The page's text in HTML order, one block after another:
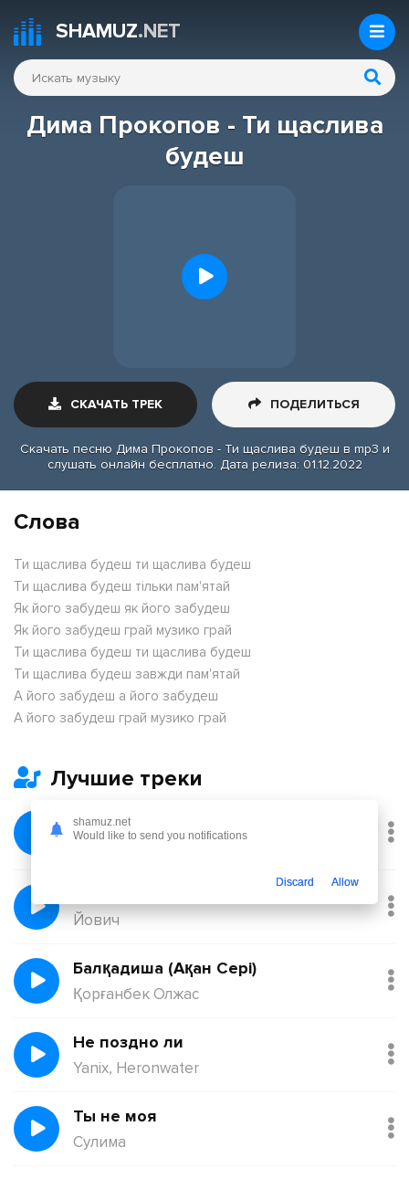
SHAMUZ.NET
Дима Прокопов - Ти щаслива
будеш
СКАЧАТЬ ТРЕК ПОДЕЛИТЬСЯ
Скачать песню Дима Прокопов - Ти щаслива будеш в mp3 и
слушать онлайн бесплатно. Дата релиза: 01.12.2022
Слова
Ти щаслива будеш ти щаслива будеш
Ти щаслива будеш тiльки пам'ятай
Як його забудеш як його забудеш
Як його забудеш грай музико грай
Ти щаслива будеш ти щаслива будеш
Ти щаслива будеш завжди пам'ятай
А його забудеш а його забудеш
А його забудеш грай музико грай
Лучшие треки
Февраль
Никита Киоссе, Фейгин
Йович
Балқадиша (Ақан Сері)
Қорғанбек Олжас
Не поздно ли
Yanix, Heronwater
Ты не моя
Сулима
shamuz.net
Would like to send you notifications
Discard Allow